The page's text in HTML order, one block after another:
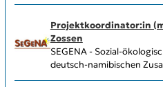
Projektkoordinator:in
Zossen
SEGENA - Sozial-
deutsch-namibischen